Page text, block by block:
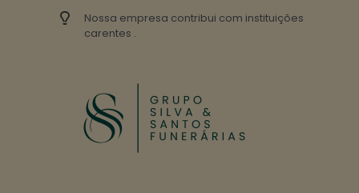
Nossa empresa contribui com instituições
carentes .